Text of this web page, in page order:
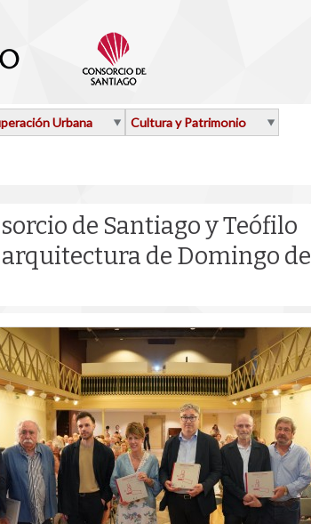
Urbana
Cultura y Patrimonio
de Santiago y Teófilo
de Domingo de